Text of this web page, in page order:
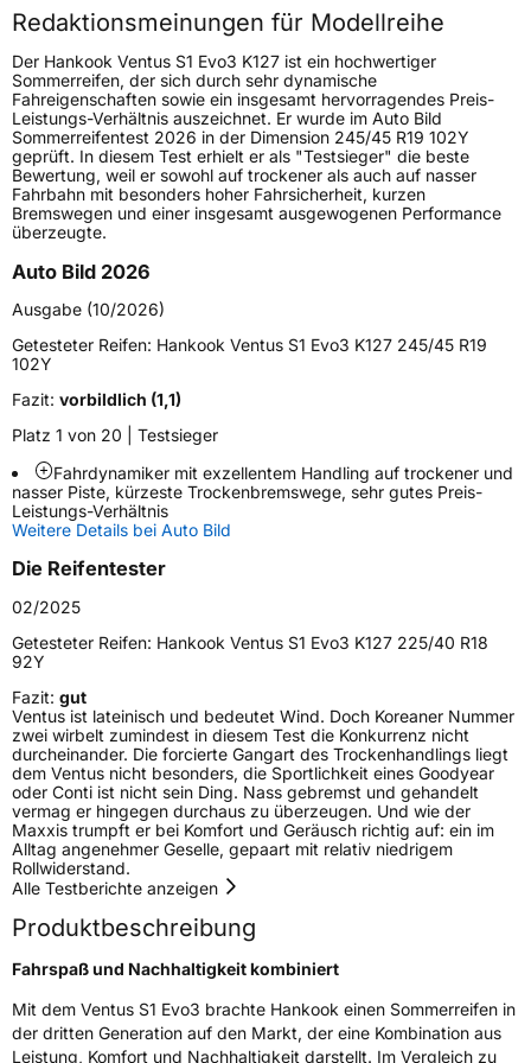
Höchstgeschwindigkeit
300 km/h
Lastindex88
Höchstlast560 kg
Gewicht (in kg)9,7 kg
Generelle Merkmale
FahrzeugtypPKW
Verwendung Sommerreifen
Modellname Ventus S1 Evo3 K127
Fahrzeugart
Weitere Eigenschaften
SchlauchtypTL
Zustand Neureifen
Verstärkt
EU Label
Effizienz C
NasshaftungA
Rollgeräusch (Klasse)B
Rollgeräusch (dB)72
FahrzeugklasseC1
3PMSF / Schneeflockensymbol / Alpine-Symbol
EisgripNein
Redaktionsmeinungen für Modellreihe
Der Hankook Ventus S1 Evo3 K127 ist ein hochwertiger
Sommerreifen, der sich durch sehr dynamische
Fahreigenschaften sowie ein insgesamt hervorragendes Preis-
Leistungs-Verhältnis auszeichnet. Er wurde im Auto Bild
Sommerreifentest 2026 in der Dimension 245/45 R19 102Y
geprüft. In diesem Test erhielt er als "Testsieger" die beste
Bewertung, weil er sowohl auf trockener als auch auf nasser
Fahrbahn mit besonders hoher Fahrsicherheit, kurzen
Bremswegen und einer insgesamt ausgewogenen Performance
überzeugte.
Auto Bild 2026
Ausgabe (10/2026)
Getesteter Reifen: Hankook Ventus S1 Evo3 K127 245/45 R19
102Y
Fazit: vorbildlich (1,1)
Platz 1 von 20 | Testsieger
Fahrdynamiker mit exzellentem Handling auf trockener und
nasser Piste, kürzeste Trockenbremswege, sehr gutes Preis-
Leistungs-Verhältnis
Weitere Details bei Auto Bild
Die Reifentester
02/2025
Getesteter Reifen: Hankook Ventus S1 Evo3 K127 225/40 R18
92Y
Fazit: gut
Ventus ist lateinisch und bedeutet Wind. Doch Koreaner Nummer
zwei wirbelt zumindest in diesem Test die Konkurrenz nicht
durcheinander. Die forcierte Gangart des Trockenhandlings liegt
dem Ventus nicht besonders, die Sportlichkeit eines Goodyear
oder Conti ist nicht sein Ding. Nass gebremst und gehandelt
vermag er hingegen durchaus zu überzeugen. Und wie der
Maxxis trumpft er bei Komfort und Geräusch richtig auf: ein im
Alltag angenehmer Geselle, gepaart mit relativ niedrigem
Rollwiderstand.
Alle Testberichte anzeigen
Produktbeschreibung
Fahrspaß und Nachhaltigkeit kombiniert
Mit dem Ventus S1 Evo3 brachte Hankook einen Sommerreifen in
der dritten Generation auf den Markt, der eine Kombination aus
Leistung, Komfort und Nachhaltigkeit darstellt. Im Vergleich zu